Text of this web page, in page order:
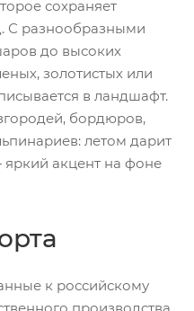
сохраняет
С разнообразными
до высоких
золотистых или
в ландшафт.
бордюров,
летом дарит
акцент на фоне
к российскому